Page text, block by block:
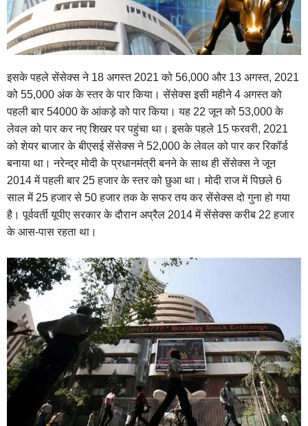
इसके पहले सेंसेक्स ने 18 अगस्त 2021 को 56,000 और 13 अगस्त, 2021
को 55,000 अंक के स्तर के पार किया। सेंसेक्स इसी महीने 4 अगस्त को
पहली बार 54000 के आंकड़े को पार किया। यह 22 जून को 53,000 के
लेवल को पार कर नए शिखर पर पहुंचा था। इसके पहले 15 फरवरी, 2021
को शेयर बाजार के बीएसई सेंसेक्स ने 52,000 के लेवल को पार कर रिकॉर्ड
बनाया था। नरेन्द्र मोदी के प्रधानमंत्री बनने के साथ ही सेंसेक्स ने जून
2014 में पहली बार 25 हजार के स्तर को छुआ था। मोदी राज में पिछले 6
साल में 25 हजार से 50 हजार तक के सफर तय कर सेंसेक्स दो गुना हो गया
है। पूर्ववर्ती यूपीए सरकार के दौरान अप्रैल 2014 में सेंसेक्स करीब 22 हजार
के आस-पास रहता था।